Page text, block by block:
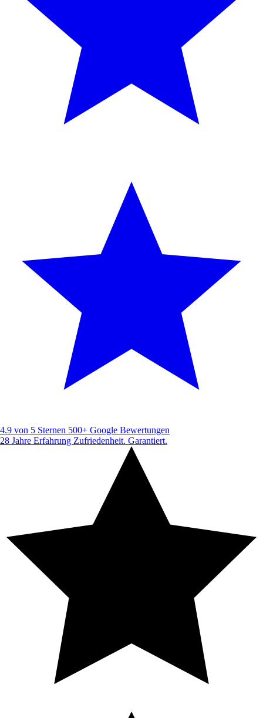
4.9 von 5 Sternen 500+ Google Bewertungen
28 Jahre Erfahrung Zufriedenheit. Garantiert.